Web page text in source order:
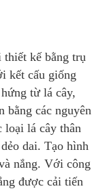
thiết kế bằng trụ
kết cấu giống
từ lá cây,
bằng các nguyên
loại lá cây thân
dai. Tạo hình
nắng. Với công
được cải tiến